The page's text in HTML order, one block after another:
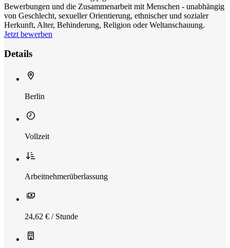
Bewerbungen und die Zusammenarbeit mit Menschen - unabhängig
von Geschlecht, sexueller Orientierung, ethnischer und sozialer
Herkunft, Alter, Behinderung, Religion oder Weltanschauung.
Jetzt bewerben
Details
Berlin
Vollzeit
Arbeitnehmerüberlassung
24,62 € / Stunde